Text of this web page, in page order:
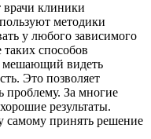
врачи клиники
методики
у любого зависимого
способов
мешающий видеть
Это позволяет
проблему. За многие
результаты.
самому принять решение